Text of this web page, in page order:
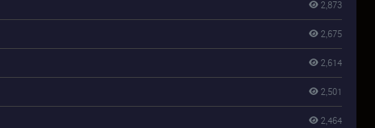
2,873
2,675
2,614
2,501
2,464